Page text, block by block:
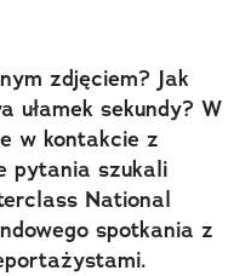
zdjęciem? Jak
ułamek sekundy? W
w kontakcie z
pytania szukali
National
spotkania z